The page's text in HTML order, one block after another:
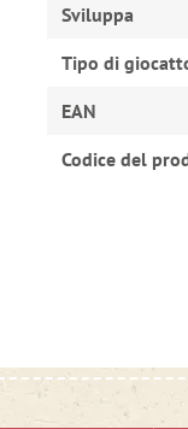
Sviluppa
Tipo di
EAN
Codice del